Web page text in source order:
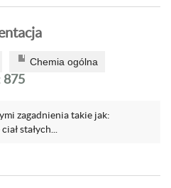
Chemia ogólna
875
zagadnienia takie jak:
stałych...